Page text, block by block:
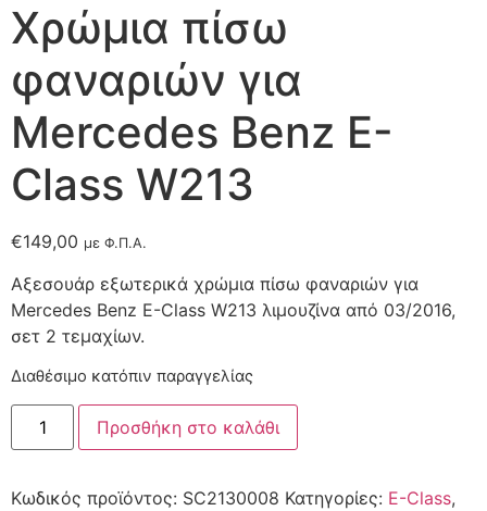
Χρώμια πίσω
φαναριών για
Mercedes Benz E-
Class W213
€149,00 με Φ.Π.Α.
Αξεσουάρ εξωτερικά χρώμια πίσω φαναριών για
Mercedes Benz E-Class W213 λιμουζίνα από 03/2016,
σετ 2 τεμαχίων.
Διαθέσιμο κατόπιν παραγγελίας
Προσθήκη στο καλάθι
Κωδικός προϊόντος: SC2130008 Κατηγορίες: E-Class,